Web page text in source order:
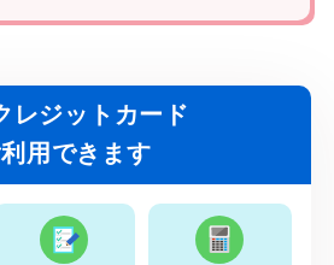
レジットカード
用できます